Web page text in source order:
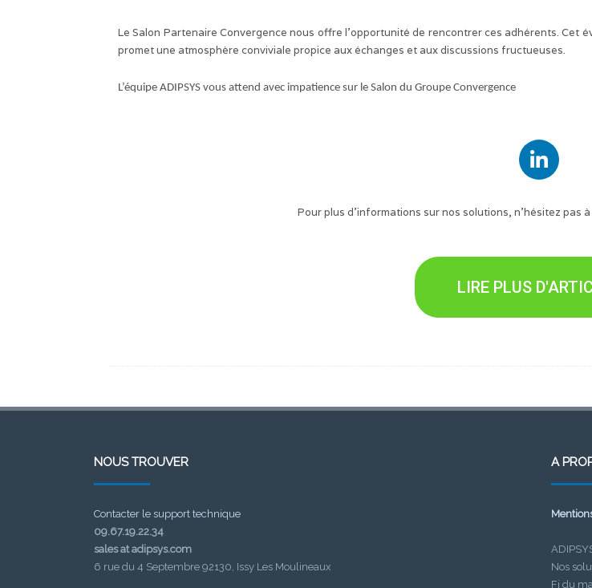
Le Salon Partenaire Convergence nous offre l’opportunité de rencontrer ces adhérents. Cet
promet une atmosphère conviviale propice aux échanges et aux discussions fructueuses.
L’équipe ADIPSYS vous attend avec impatience sur le Salon du Groupe Convergence
Pour plus d’informations sur nos solutions, n’hésitez pas
LIRE PLUS
NOUS TROUVER
Contacter le support technique
09.67.19.22.34
sales at adipsys.com
6 rue du 4 Septembre 92130, Issy Les Moulineaux
A
Nos
Fi du